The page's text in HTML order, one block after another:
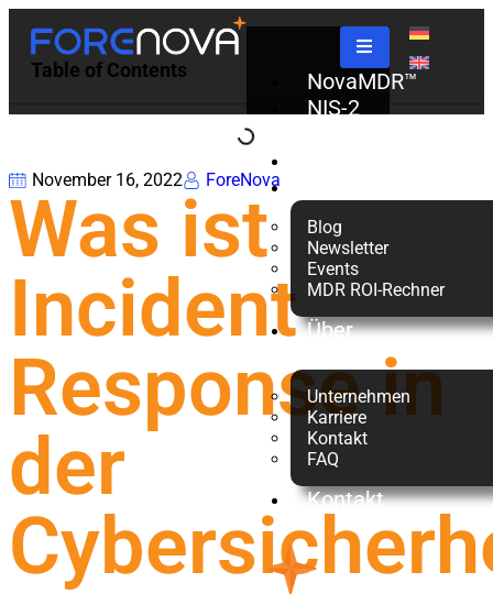
NovaMDR™
NIS-2
Blog
Newsletter
Events
MDR ROI-Rechner
Über
Unternehmen
Karriere
Kontakt
FAQ
Kontakt
Table of Contents
November 16, 2022 ForeNova
Was ist
Incident
Response in
der